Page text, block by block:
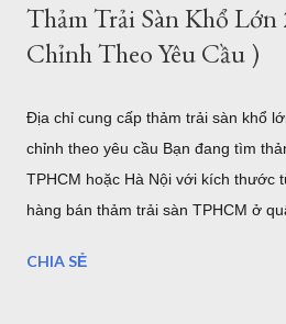
Thảm Trải Sàn Khổ
Chỉnh Theo Yêu Cầu )
Địa chỉ cung cấp thảm trải sàn khổ
chỉnh theo yêu cầu Bạn đang tìm
TPHCM hoặc Hà Nội với kích thước
hàng bán thảm trải sàn TPHCM ở
yêu cầu của bạn. Kho thảm trải sàn
CHIA SẺ